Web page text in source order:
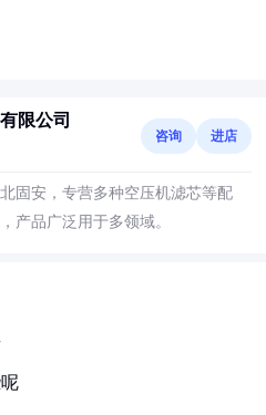
限公司
咨询 进店
固安，专营多种空压机滤芯等配
产品广泛用于多领域。